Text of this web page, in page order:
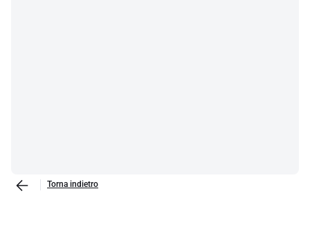
Torna indietro